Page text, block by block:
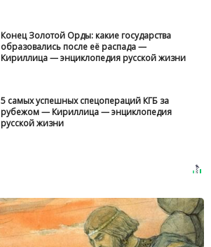
Конец Золотой Орды: какие государства
образовались после её распада —
Кириллица — энциклопедия русской жизни
5 самых успешных спецопераций КГБ за
рубежом — Кириллица — энциклопедия
русской жизни